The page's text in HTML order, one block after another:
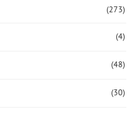
(273)
(4)
(48)
(30)